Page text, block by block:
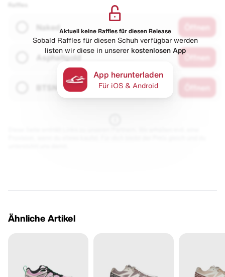
Naked
Asphaltgold
Aktuell keine Raffles für diesen Release
Sobald Raffles für diesen Schuh verfügbar werden
listen wir diese in unserer kostenlosen App
App herunterladen
Für iOS & Android
Ähnliche Artikel